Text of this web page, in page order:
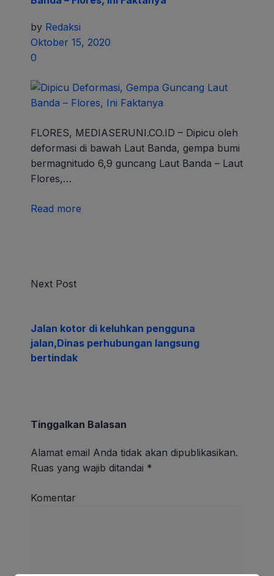
by Redaksi
Oktober 15, 2020
0
FLORES, MEDIASERUNI.CO.ID – Dipicu oleh
deformasi di bawah Laut Banda, gempa bumi
bermagnitudo 6,9 guncang Laut Banda – Laut
Flores,…
Read more
Next Post
Jalan kotor di keluhkan pengguna
jalan,Dinas perhubungan langsung
bertindak
Tinggalkan Balasan
Alamat email Anda tidak akan dipublikasikan.
Ruas yang wajib ditandai *
Komentar